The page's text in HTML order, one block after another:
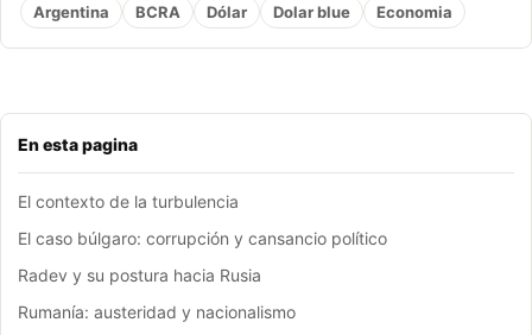
En esta pagina
El contexto de la turbulencia
El caso búlgaro: corrupción y cansancio político
Radev y su postura hacia Rusia
Rumanía: austeridad y nacionalismo
Argentina BCRA Dólar Dolar blue Economia